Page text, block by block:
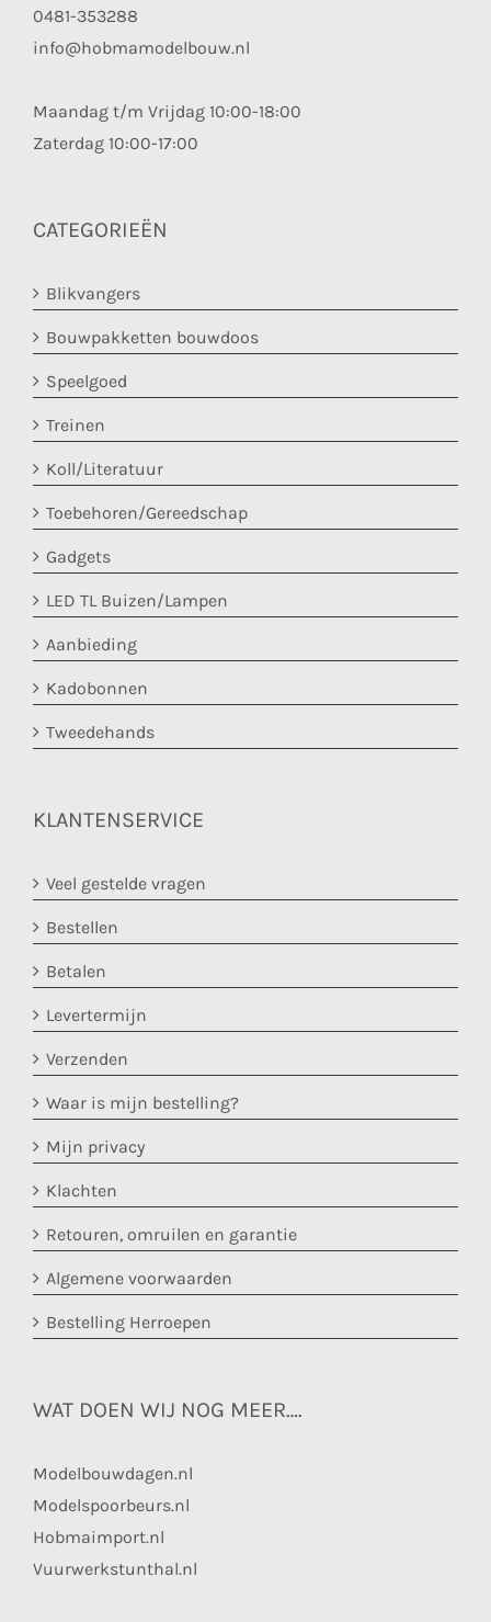
0481-353288
info@hobmamodelbouw.nl
Maandag t/m Vrijdag 10:00-18:00
Zaterdag 10:00-17:00
CATEGORIEËN
Blikvangers
Bouwpakketten bouwdoos
Speelgoed
Treinen
Koll/Literatuur
Toebehoren/Gereedschap
Gadgets
LED TL Buizen/Lampen
Aanbieding
Kadobonnen
Tweedehands
KLANTENSERVICE
Veel gestelde vragen
Bestellen
Betalen
Levertermijn
Verzenden
Waar is mijn bestelling?
Mijn privacy
Klachten
Retouren, omruilen en garantie
Algemene voorwaarden
Bestelling Herroepen
WAT DOEN WIJ NOG MEER….
Modelbouwdagen.nl
Modelspoorbeurs.nl
Hobmaimport.nl
Vuurwerkstunthal.nl